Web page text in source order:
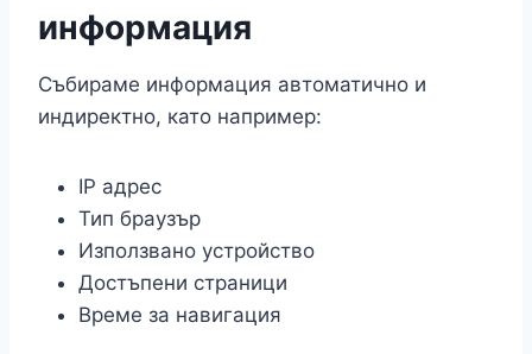
информация
Събираме информация автоматично и
индиректно, като например:
IP адрес
Тип браузър
Използвано устройство
Достъпени страници
Време за навигация